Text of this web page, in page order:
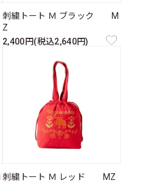
刺繍トート Ｍ ブラック M
Z
2,400円(税込2,640円)
刺繍トート Ｍ レッド MZ